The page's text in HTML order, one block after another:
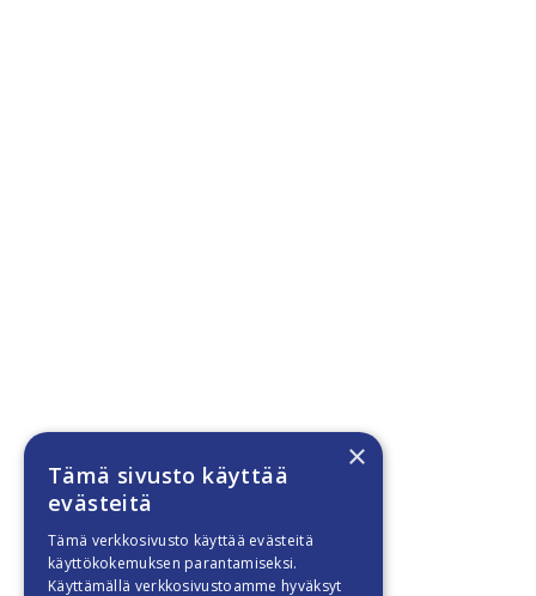
×
Tämä sivusto käyttää
evästeitä
Tämä verkkosivusto käyttää evästeitä
käyttökokemuksen parantamiseksi.
Käyttämällä verkkosivustoamme hyväksyt